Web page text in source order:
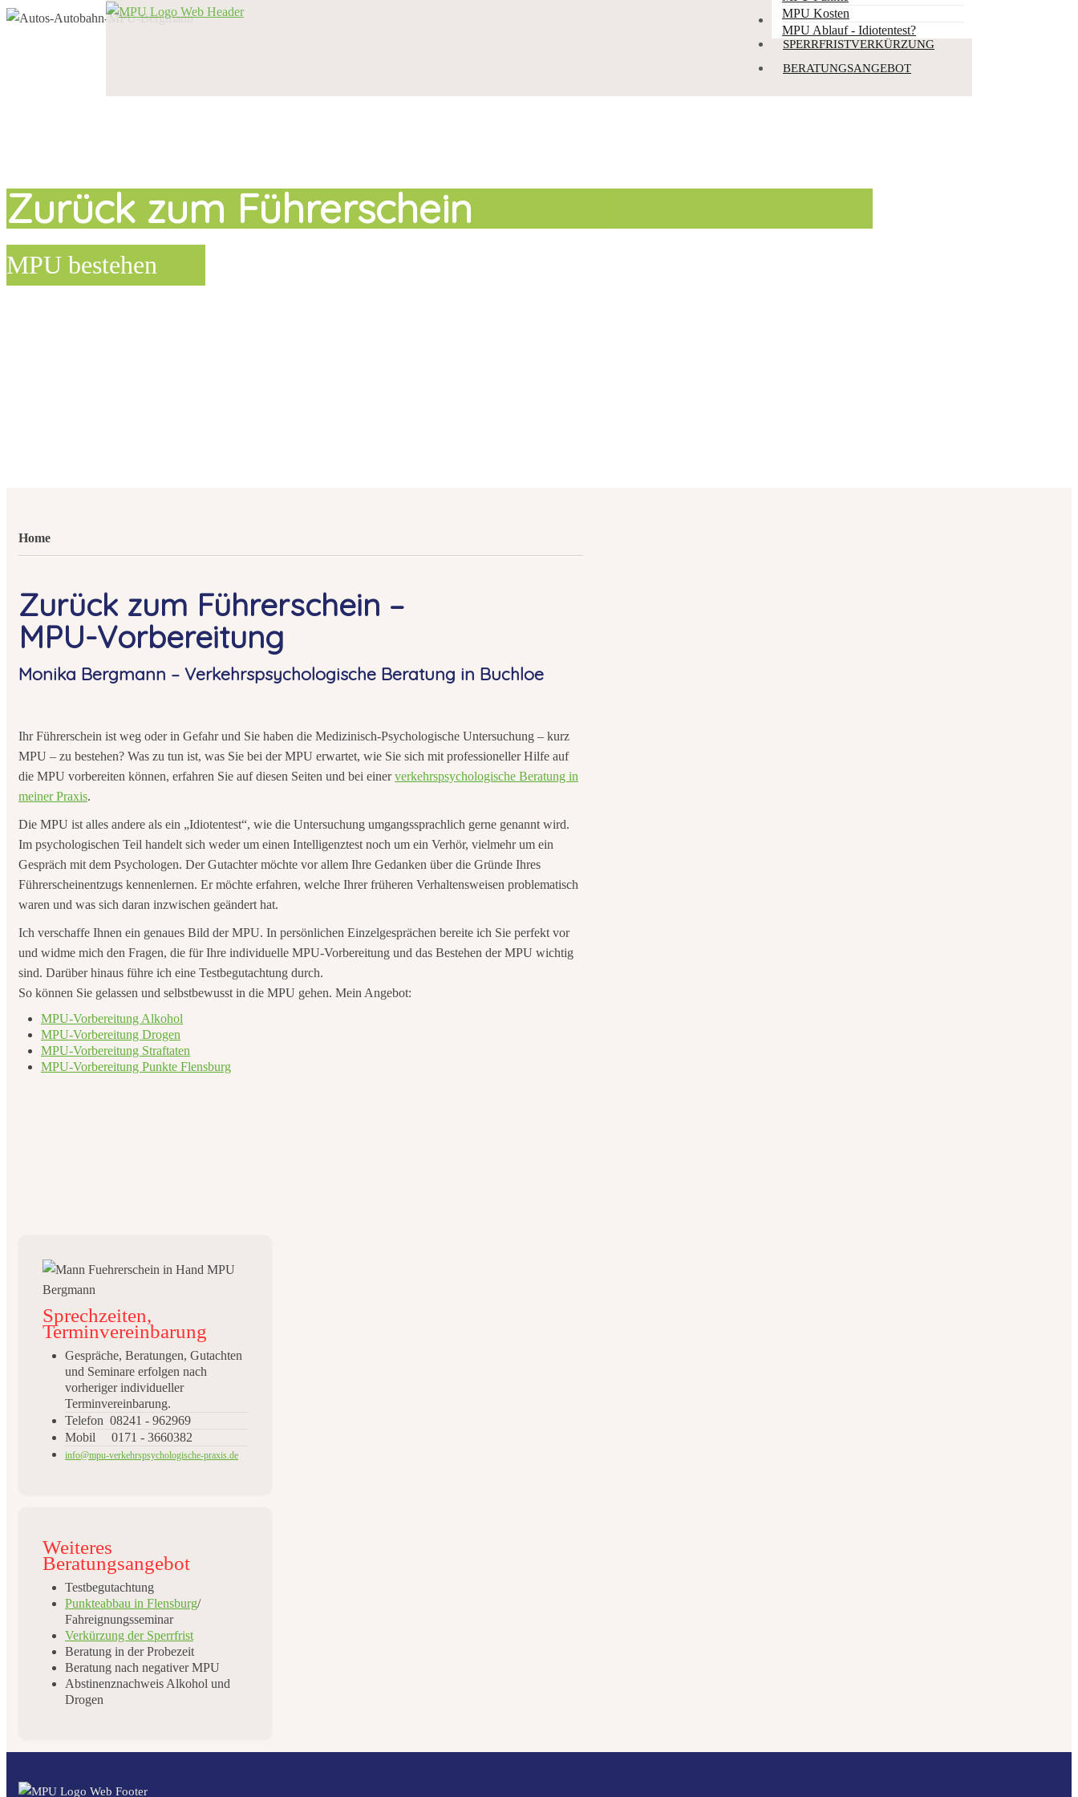
MPU Kosten
MPU Ablauf - Idiotentest?
PUNKTEABBBAU
SPERRFRISTVERKÜRZUNG
BERATUNGSANGEBOT
Zurück zum Führerschein
MPU bestehen
Home
Zurück zum Führerschein –
MPU-Vorbereitung
Monika Bergmann – Verkehrspsychologische Beratung in Buchloe
Ihr Führerschein ist weg oder in Gefahr und Sie haben die Medizinisch-Psychologische Untersuchung – kurz
MPU – zu bestehen? Was zu tun ist, was Sie bei der MPU erwartet, wie Sie sich mit professioneller Hilfe auf
die MPU vorbereiten können, erfahren Sie auf diesen Seiten und bei einerverkehrspsychologische Beratung in
meiner Praxis.
Die MPU ist alles andere als ein „Idiotentest“, wie die Untersuchung umgangssprachlich gerne genannt wird.
Im psychologischen Teil handelt sich weder um einen Intelligenztest noch um ein Verhör, vielmehr um ein
Gespräch mit dem Psychologen. Der Gutachter möchte vor allem Ihre Gedanken über die Gründe Ihres
Führerscheinentzugs kennenlernen. Er möchte erfahren, welche Ihrer früheren Verhaltensweisen problematisch
waren und was sich daran inzwischen geändert hat.
Ich verschaffe Ihnen ein genaues Bild der MPU. In persönlichen Einzelgesprächen bereite ich Sie perfekt vor
und widme mich den Fragen, die für Ihre individuelle MPU-Vorbereitung und das Bestehen der MPU wichtig
sind. Darüber hinaus führe ich eine Testbegutachtung durch.
So können Sie gelassen und selbstbewusst in die MPU gehen. Mein Angebot:
MPU-Vorbereitung Alkohol
MPU-Vorbereitung Drogen
MPU-Vorbereitung Straftaten
MPU-Vorbereitung Punkte Flensburg
Sprechzeiten,
Terminvereinbarung
Gespräche, Beratungen, Gutachten
und Seminare erfolgen nach
vorheriger individueller
Terminvereinbarung.
Telefon 08241 - 962969
Mobil 0171 - 3660382
info@mpu-verkehrspsychologische-praxis.de
Weiteres
Beratungsangebot
Testbegutachtung
Punkteabbau in Flensburg/
Fahreignungsseminar
Verkürzung der Sperrfrist
Beratung in der Probezeit
Beratung nach negativer MPU
Abstinenznachweis Alkohol und
Drogen